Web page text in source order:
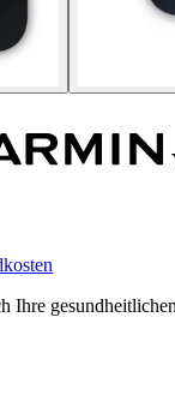
Ihre